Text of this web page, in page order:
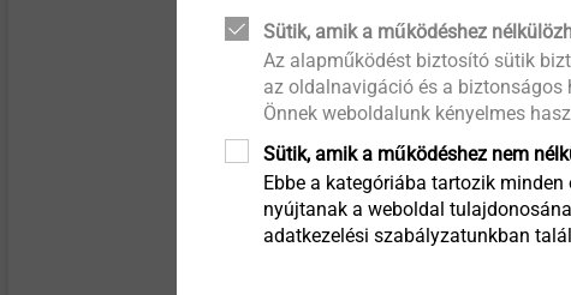
Termék megtekintése
Sütik, amik a működéshez
Az alapműködést biztosító sütik
az oldalnavigáció és a biztonságos
Önnek weboldalunk kényelmes
Sütik, amik a működéshez nem
Ebbe a kategóriába tartozik
nyújtanak a weboldal
adatkezelési szabályzatunkban